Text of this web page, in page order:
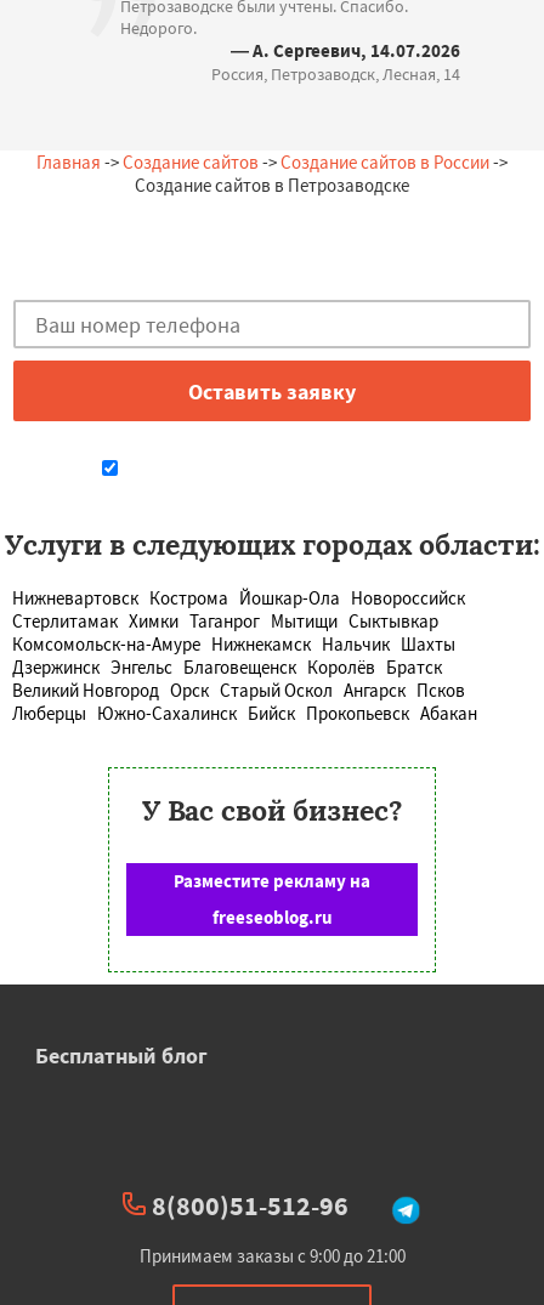
Петрозаводске были учтены. Спасибо.
Недорого.
— А. Сергеевич, 14.07.2026
Россия, Петрозаводск, Лесная, 14
Главная ->Создание сайтов ->Создание сайтов в России->
Создание сайтов в Петрозаводске
Услуги в следующих городах области:
Нижневартовск Кострома Йошкар-Ола Новороссийск
Стерлитамак Химки Таганрог Мытищи Сыктывкар
Комсомольск-на-Амуре Нижнекамск Нальчик Шахты
Дзержинск Энгельс Благовещенск Королёв Братск
Великий Новгород Орск Старый Оскол Ангарск Псков
Люберцы Южно-Сахалинск Бийск Прокопьевск Абакан
У Вас свой бизнес?
Разместите рекламу на
freeseoblog.ru
Бесплатный блог
8(800)51-512-96
Принимаем заказы с 9:00 до 21:00